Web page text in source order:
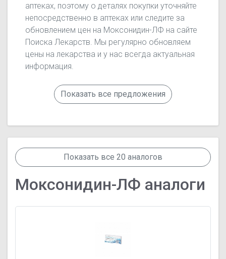
аптеках, поэтому о деталях покупки уточняйте
непосредственно в аптеках или следите за
обновлением цен на Моксонидин-ЛФ на сайте
Поиска Лекарств. Мы регулярно обновляем
цены на лекарства и у нас всегда актуальная
информация.
Показать все предложения
Показать все 20 аналогов
Моксонидин-ЛФ аналоги